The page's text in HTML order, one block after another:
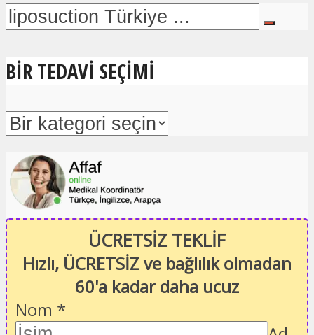
BIR TEDAVI SEÇIMI
ÜCRETSİZ TEKLİF
Hızlı, ÜCRETSİZ ve bağlılık olmadan
60'a kadar daha ucuz
Nom *